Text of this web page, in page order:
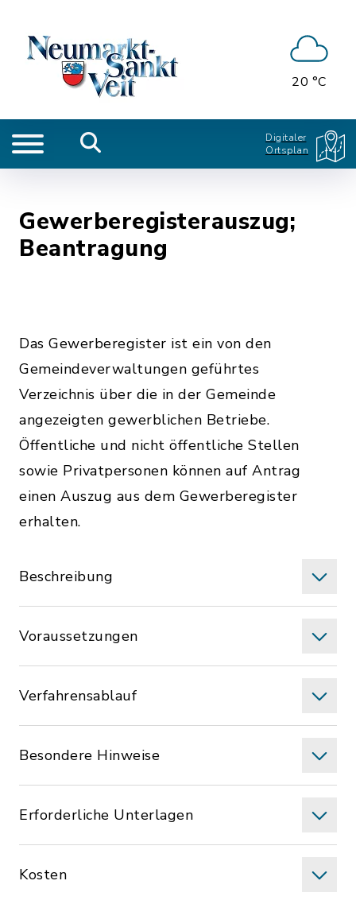
20 °C
Digitaler
Ortsplan
Gewerberegisterauszug;
Beantragung
Das Gewerberegister ist ein von den
Gemeindeverwaltungen geführtes
Verzeichnis über die in der Gemeinde
angezeigten gewerblichen Betriebe.
Öffentliche und nicht öffentliche Stellen
sowie Privatpersonen können auf Antrag
einen Auszug aus dem Gewerberegister
erhalten.
Beschreibung
Voraussetzungen
Verfahrensablauf
Besondere Hinweise
Erforderliche Unterlagen
Kosten